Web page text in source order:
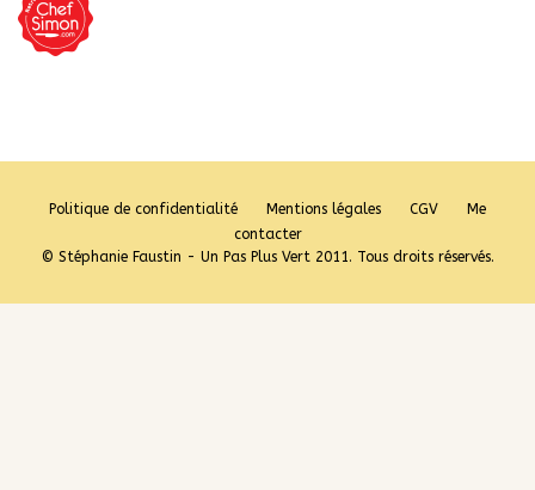
Politique de confidentialité Mentions légales CGV
Me
contacter
© Stéphanie Faustin - Un Pas Plus Vert 2011. Tous droits réservés.